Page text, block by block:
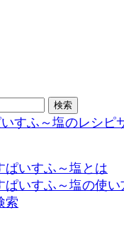
すぱいすふ
ぱいすふ～塩とは
ぱいすふ～塩の使い
索